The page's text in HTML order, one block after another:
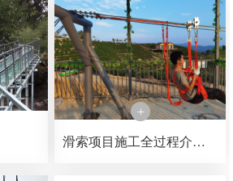
滑索项目施工全过程介绍，可以了解一下滑索是如何一步一步施工完成的